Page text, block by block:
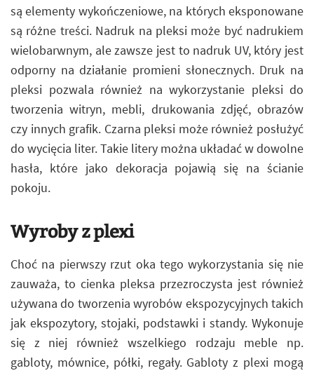
są elementy wykończeniowe, na których eksponowane
są różne treści. Nadruk na pleksi może być nadrukiem
wielobarwnym, ale zawsze jest to nadruk UV, który jest
odporny na działanie promieni słonecznych. Druk na
pleksi pozwala również na wykorzystanie pleksi do
tworzenia witryn, mebli, drukowania zdjęć, obrazów
czy innych grafik. Czarna pleksi może również posłużyć
do wycięcia liter. Takie litery można układać w dowolne
hasła, które jako dekoracja pojawią się na ścianie
pokoju.
Wyroby z plexi
Choć na pierwszy rzut oka tego wykorzystania się nie
zauważa, to cienka pleksa przezroczysta jest również
używana do tworzenia wyrobów ekspozycyjnych takich
jak ekspozytory, stojaki, podstawki i standy. Wykonuje
się z niej również wszelkiego rodzaju meble np.
gabloty, mównice, półki, regały. Gabloty z plexi mogą